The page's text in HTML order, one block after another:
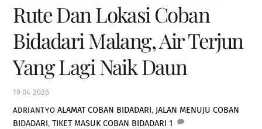
19 04 2026
Rute Dan Lokasi Coban
Bidadari Malang, Air Terjun
Yang Lagi Naik Daun
ADRIANTYO ALAMAT COBAN BIDADARI, JALAN MENUJU COBAN
BIDADARI,TIKET MASUK COBAN BIDADARI 1